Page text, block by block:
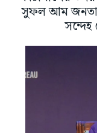
সুফল আম
সন্দেহ